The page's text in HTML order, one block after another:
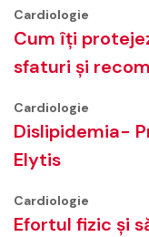
Cardiologie
Cum îți
sfaturi și
Cardiologie
Dislipidemia-
Elytis
Cardiologie
Efortul fizic și